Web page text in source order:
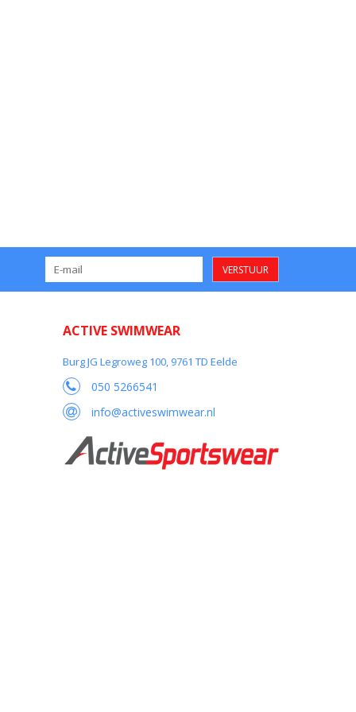
VERSTUUR
ACTIVE SWIMWEAR
Burg JG Legroweg 100, 9761 TD Eelde
050 5266541
info@activeswimwear.nl